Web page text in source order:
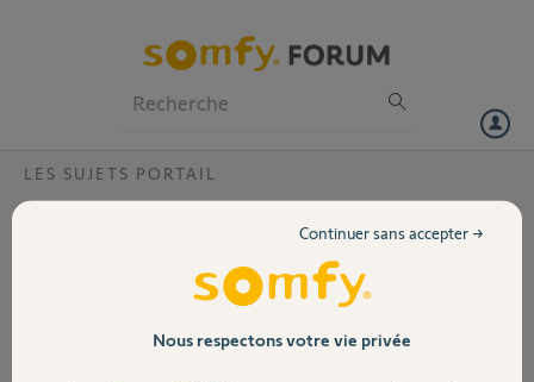
Volet
LES SUJETS PORTAIL
J'ai acheté un moteur evolvia star pour mon portail battant alu. Je
maxi. L'ouverture totale de mon portail est de 4m50 soit environ
Nous respectons votre vie privée
Continuer sans accepter →